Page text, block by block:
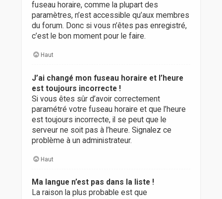
fuseau horaire, comme la plupart des
paramètres, n’est accessible qu’aux membres
du forum. Donc si vous n’êtes pas enregistré,
c’est le bon moment pour le faire.
Haut
J’ai changé mon fuseau horaire et l’heure
est toujours incorrecte !
Si vous êtes sûr d’avoir correctement
paramétré votre fuseau horaire et que l’heure
est toujours incorrecte, il se peut que le
serveur ne soit pas à l’heure. Signalez ce
problème à un administrateur.
Haut
Ma langue n’est pas dans la liste !
La raison la plus probable est que